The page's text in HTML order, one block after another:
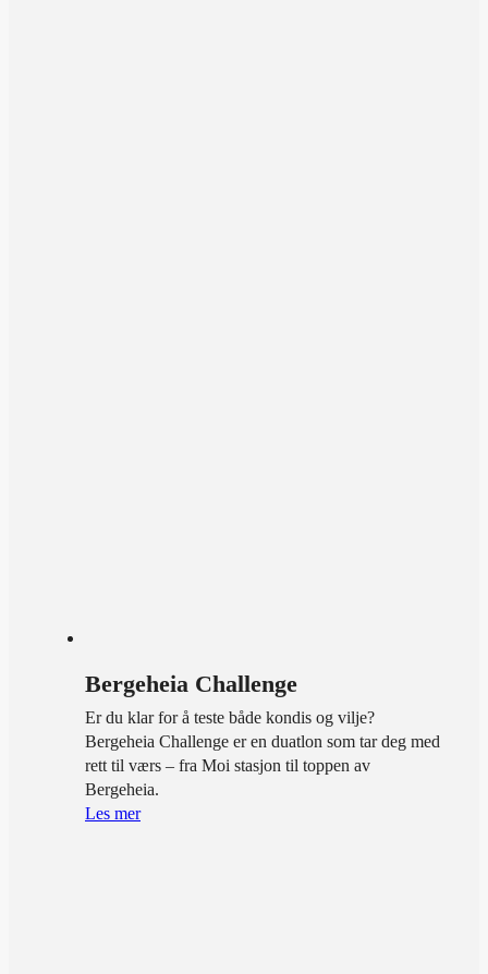
Bergeheia Challenge
Er du klar for å teste både kondis og vilje?
Bergeheia Challenge er en duatlon som tar deg med
rett til værs – fra Moi stasjon til toppen av
Bergeheia.
Les mer